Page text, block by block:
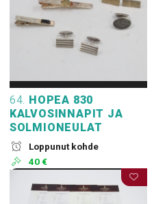
64. HOPEA 830
KALVOSINNAPIT JA
SOLMIONEULAT
Loppunut kohde
40 €